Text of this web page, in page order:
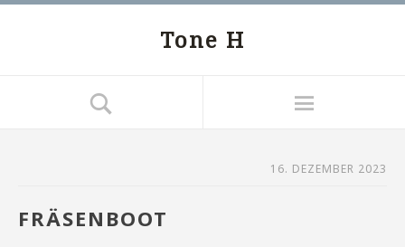
Tone H
16. DEZEMBER 2023
FRÄSENBOOT